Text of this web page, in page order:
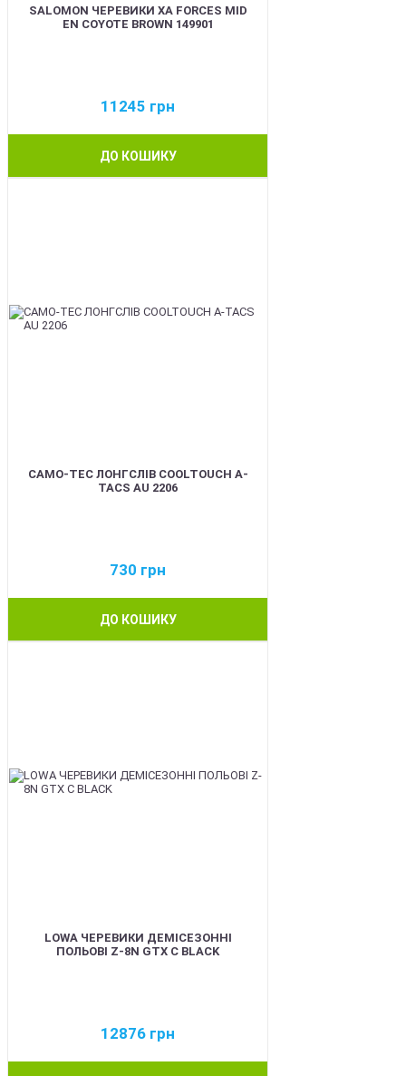
SALOMON ЧЕРЕВИКИ XA FORCES MID
EN COYOTE BROWN 149901
11245 грн
ДО КОШИКУ
CAMO-TEC ЛОНГСЛІВ COOLTOUCH A-
TACS AU 2206
730 грн
ДО КОШИКУ
LOWA ЧЕРЕВИКИ ДЕМІСЕЗОННІ
ПОЛЬОВІ Z-8N GTX C BLACK
12876 грн